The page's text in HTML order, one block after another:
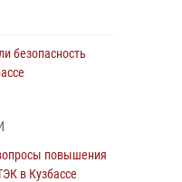
безопасность
поздравил
штатных
с
повышения
в Кузбассе